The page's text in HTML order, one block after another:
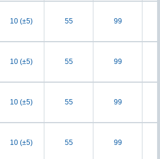
10 (±5) 55 99
10 (±5) 55 99
10 (±5) 55 99
10 (±5) 55 99